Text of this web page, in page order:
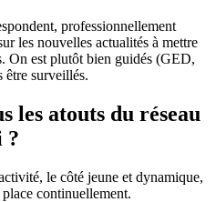
professionnellement
les nouvelles actualités à mettre
On est plutôt bien guidés (GED,
être surveillés.
les atouts du réseau
?
le côté jeune et dynamique,
continuellement.